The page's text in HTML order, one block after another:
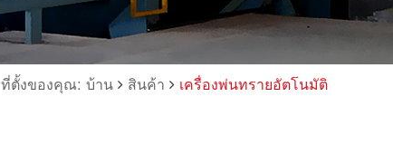
ที่ตั้งของคุณ: บ้าน สินค้า เครื่องพ่นทรายอัตโนมัติ